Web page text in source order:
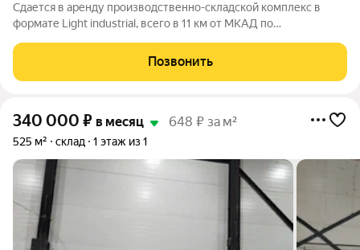
Сдается в аренду производственно-складской комплекс в
формате Light industrial, всего в 11 км от МКАД по
минутах езды от МЦД Сходня и всего в 5и минутах ходьбы от
остановки "Удачное". Такая
Позвонить
340 000 ₽ в месяц 648 ₽ за м²
525 м² склад 1 этаж из 1